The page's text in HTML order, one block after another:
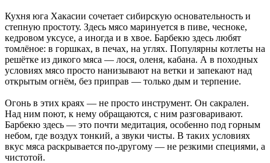
Кухня юга Хакасии сочетает сибирскую основательность и
степную простоту. Здесь мясо маринуется в пиве, чесноке,
кедровом уксусе, а иногда и в хвое. Барбекю здесь любят
томлёное: в горшках, в печах, на углях. Популярны котлеты на
решётке из дикого мяса — лося, оленя, кабана. А в походных
условиях мясо просто нанизывают на ветки и запекают над
открытым огнём, без приправ — только дым и терпение.
Огонь в этих краях — не просто инструмент. Он сакрален.
Над ним поют, к нему обращаются, с ним разговаривают.
Барбекю здесь — это почти медитация, особенно под горным
небом, где воздух тонкий, а звуки чисты. В таких условиях
вкус мяса раскрывается по-другому — не резкими специями, а
чистотой.